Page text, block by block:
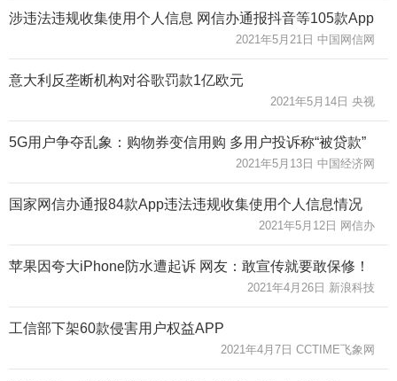
涉违法违规收集使用个人信息 网信办通报抖音等105款App
2021年5月21日 中国网信网
意大利反垄断机构对谷歌罚款1亿欧元
2021年5月14日 央视
5G用户争夺乱象：购物券变信用购 多用户投诉称“被贷款”
2021年5月13日 中国经济网
国家网信办通报84款App违法违规收集使用个人信息情况
2021年5月12日 网信办
苹果因夸大iPhone防水遭起诉 网友：敢宣传就要敢保修！
2021年4月26日 新浪科技
工信部下架60款侵害用户权益APP
2021年4月7日 CCTIME飞象网